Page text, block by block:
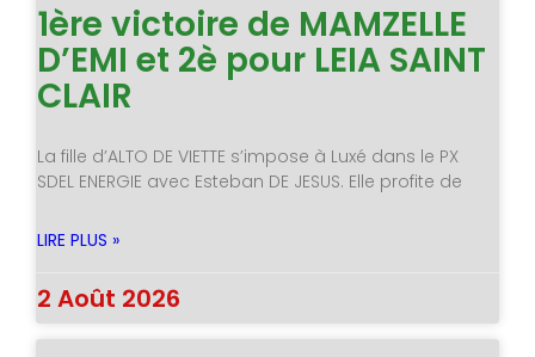
1ère victoire de MAMZELLE
D’EMI et 2è pour LEIA SAINT
CLAIR
La fille d’ALTO DE VIETTE s’impose à Luxé dans le PX
SDEL ENERGIE avec Esteban DE JESUS. Elle profite de
LIRE PLUS »
2 Août 2026